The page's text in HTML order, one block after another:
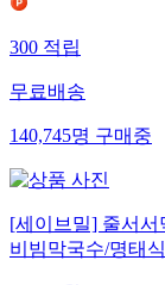
300적립
무료배송
140,745명구매중
[세이브밀] 줄서
비빔막국수/명태